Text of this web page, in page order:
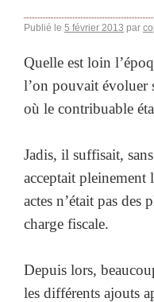
Publié le 5 février 2013 par
Quelle est loin
l’on pouvait évoluer
où le contribuable
Jadis, il suffisait,
acceptait pleinement
actes n’était pas des
charge fiscale.
Depuis lors,
les différents ajouts